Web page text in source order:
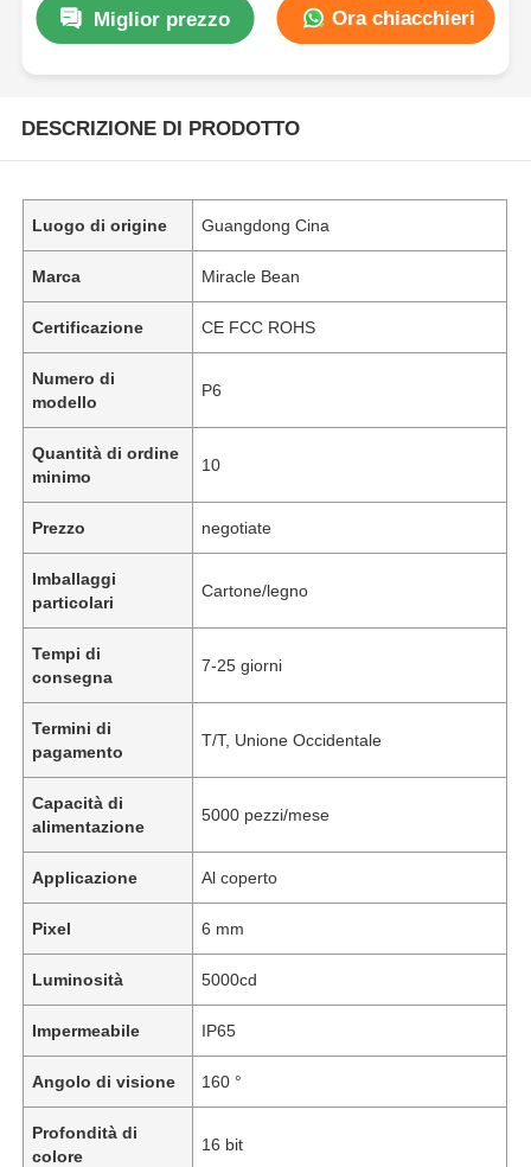
Miglior prezzo Ora chiacchieri
DESCRIZIONE DI PRODOTTO
Luogo di origine Guangdong Cina
Marca Miracle Bean
Certificazione CE FCC ROHS
Numero di
modello
P6
Quantità di ordine
minimo
10
Prezzo negotiate
Imballaggi
particolari
Cartone/legno
Tempi di
consegna
7-25 giorni
Termini di
pagamento
T/T, Unione Occidentale
Capacità di
alimentazione
5000 pezzi/mese
Applicazione Al coperto
Pixel 6 mm
Luminosità 5000cd
Impermeabile IP65
Angolo di visione 160 °
Profondità di
colore
16 bit